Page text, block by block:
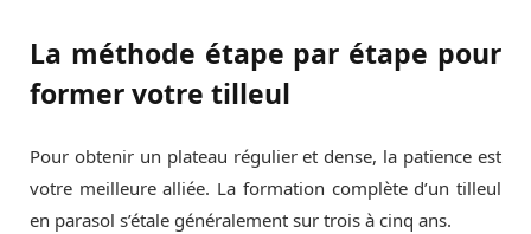
La méthode étape par étape pour
former votre tilleul
Pour obtenir un plateau régulier et dense, la patience est
votre meilleure alliée. La formation complète d’un tilleul
en parasol s’étale généralement sur trois à cinq ans.